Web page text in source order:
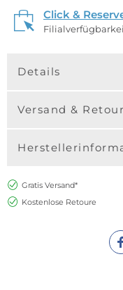
Click &
Details
Versand &
Gratis Versand*
Kostenlose Retoure